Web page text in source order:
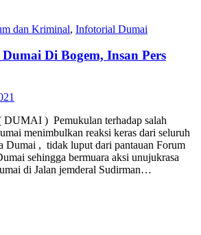
dan Kriminal, Infotorial Dumai
Di Bogem, Insan Pers
DUMAI ) Pemukulan terhadap salah
menimbulkan reaksi keras dari seluruh
Dumai , tidak luput dari pantauan Forum
sehingga bermuara aksi unujukrasa
di Jalan jemderal Sudirman…